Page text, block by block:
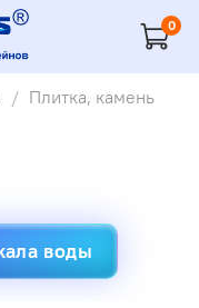
0
Плитка, камень
воды